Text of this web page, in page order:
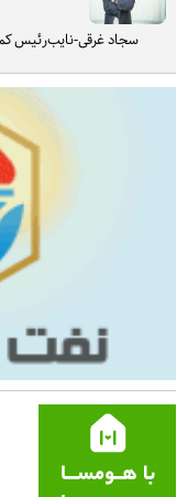
سجاد غرقی-نایب‌رئیس